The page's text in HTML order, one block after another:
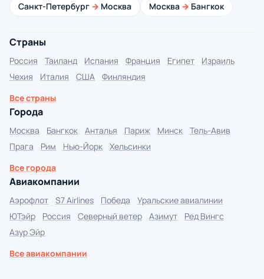
Санкт-Петербург → Москва Москва → Бангкок
Страны
Россия Таиланд Испания Франция Египет
Израиль
Чехия
Италия США
Финляндия
Все страны
Города
Москва Бангкок Анталья Париж Минск
Тель-Авив
Прага
Рим Нью-Йорк
Хельсинки
Все города
Авиакомпании
Аэрофлот S7 Airlines Победа
Уральские авиалинии
ЮТэйр
Россия Северный ветер Азимут
Ред Вингс
Азур Эйр
Все авиакомпании